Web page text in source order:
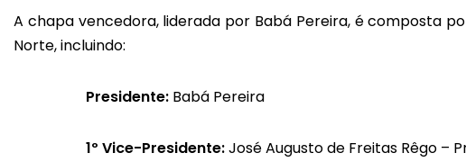
A chapa vencedora, liderada por Babá Pereira, é composta
Norte, incluindo:
Presidente: Babá Pereira
1º Vice-Presidente:José Augusto de Freitas Rêgo –